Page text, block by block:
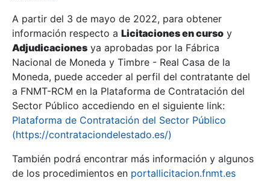
Show/Hide
Show/Hide
A partir del 3 de mayo de 2022, para obtener
información respecto a Licitaciones en curso y
Adjudicaciones ya aprobadas por la Fábrica
Nacional de Moneda y Timbre - Real Casa de la
Moneda, puede acceder al perfil del contratante del
a FNMT-RCM en la Plataforma de Contratación del
Sector Público accediendo en el siguiente link:
Plataforma de Contratación del Sector Público
(https://contrataciondelestado.es/)
También podrá encontrar más información y algunos
de los procedimientos en portallicitacion.fnmt.es